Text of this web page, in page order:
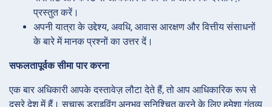
प्रस्तुत करें।
अपनी यात्रा के उद्देश्य, अवधि, आवास आरक्षण और वित्तीय संसाधनों
के बारे में मानक प्रश्नों का उत्तर दें।
सफलतापूर्वक सीमा पार करना
एक बार अधिकारी आपके दस्तावेज़ लौटा देते हैं, तो आप आधिकारिक रूप से
दूसरे देश में हैं। सुचारू ड्राइविंग अनुभव सुनिश्चित करने के लिए हमेशा गंतव्य